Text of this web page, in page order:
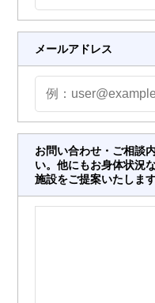
メールアドレス
お問い合わせ・ご相談
い。他にもお身体状況
施設をご提案いたします